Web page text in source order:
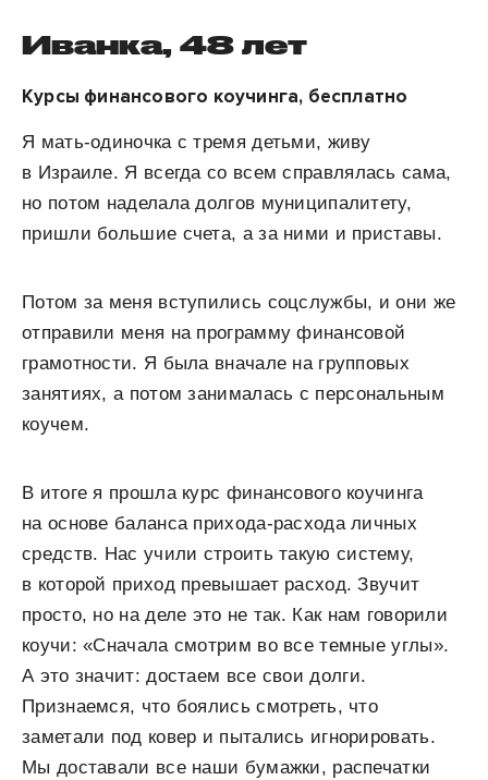
Иванка, 48 лет
Курсы финансового коучинга, бесплатно
Я мать-одиночка с тремя детьми, живу
в Израиле. Я всегда со всем справлялась сама,
но потом наделала долгов муниципалитету,
пришли большие счета, а за ними и приставы.
Потом за меня вступились соцслужбы, и они же
отправили меня на программу финансовой
грамотности. Я была вначале на групповых
занятиях, а потом занималась с персональным
коучем.
В итоге я прошла курс финансового коучинга
на основе баланса прихода-расхода личных
средств. Нас учили строить такую систему,
в которой приход превышает расход. Звучит
просто, но на деле это не так. Как нам говорили
коучи: «Сначала смотрим во все темные углы».
А это значит: достаем все свои долги.
Признаемся, что боялись смотреть, что
заметали под ковер и пытались игнорировать.
Мы доставали все наши бумажки, распечатки